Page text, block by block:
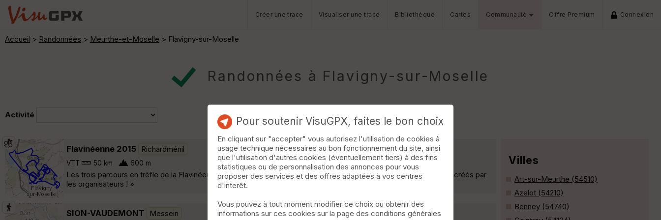
Créer une trace Visualiser une trace Bibliothèque Cartes Communauté Offre Premium Connexion
Accueil > Randonnées > Meurthe-et-Moselle > Flavigny-sur-Moselle
Randonnées à Flavigny-sur-Moselle
Activité
Flavinéenne 2015 Richardménil
VTT 50 km 600 m
Les trois parcours en trèfle de la Flavinéenne 2015 (deux fois le technique) bonne rando avec de très beau singles créés par
les organisateurs ! »
SION-VAUDEMONT Messein
Villes
Art-sur-Meurthe (54510)
Azelot (54210)
Benney (54740)
Pour soutenir VisuGPX, faites le bon choix
En cliquant sur "accepter" vous autorisez l'utilisation de cookies à
usage technique nécessaires au bon fonctionnement du site, ainsi
que l'utilisation d'autres cookies (éventuellement tiers) à des fins
statistiques ou de personnalisation des annonces pour vous
proposer des services et des offres adaptées à vos centres
d'interêt.
Vous pouvez à tout moment modifier ce choix ou obtenir des
informations sur ces cookies sur la page des conditions générales